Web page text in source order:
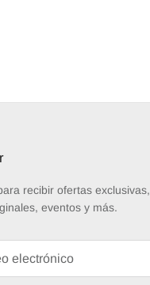
recibir ofertas exclusivas,
eventos y más.